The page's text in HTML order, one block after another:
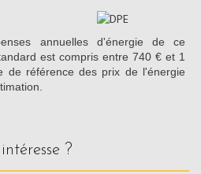
annuelles d'énergie de ce
est compris entre 740 € et 1
de référence des prix de l'énergie
?